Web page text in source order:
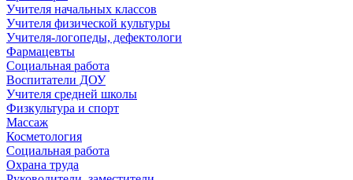
Учителя начальных классов
Учителя физической культуры
Учителя-логопеды, дефектологи
Фармацевты
Социальная работа
Воспитатели ДОУ
Учителя средней школы
Физкультура и спорт
Массаж
Косметология
Социальная работа
Охрана труда